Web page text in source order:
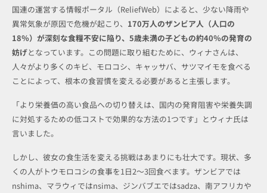
国連の運営する情報ポータル（ReliefWeb）によると、少ない降雨や
異常気象が原因で危機が起こり、 170万人のザンビア人（人口の
18％）が深刻な食糧不安に陥り、5歳未満の子どもの約40％の発育の
妨げとなっています。この問題に取り組むために、ウィナさんは、
人々がより多くのキビ、モロコシ、キャッサバ、サツマイモを食べる
ことによって、根本の食習慣を変える必要があると主張します。
「より栄養価の高い食品への切り替えは、国内の発育阻害や栄養失調
に対処するための低コストで効果的な方法の1つです」とウィナ氏は
言いました。
しかし、彼女の食生活を変える挑戦はあまりにも壮大です。現状、多
くの人がトウモロコシの食事を1日2〜3回食べます。ザンビアでは
nshima、マラウィではnsima、ジンバブエではsadza、南アフリカや